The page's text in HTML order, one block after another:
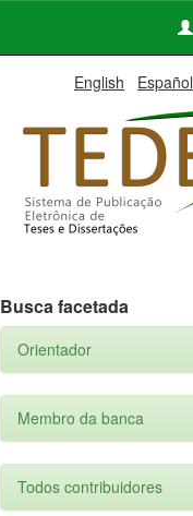
English Español
Busca facetada
Orientador
Membro da banca
Todos contribuidores